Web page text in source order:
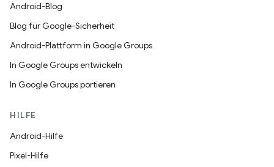
Android-Blog
Blog für Google-Sicherheit
Android-Plattform in Google Groups
In Google Groups entwickeln
In Google Groups portieren
HILFE
Android-Hilfe
Pixel-Hilfe